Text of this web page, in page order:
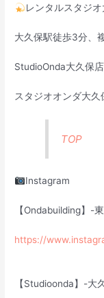
レンタルスタジ
大久保駅徒歩3分、
StudioOnda大久保店
スタジオオンダ大久
TOP
Instagram
【Ondabuilding】-
https://
【Studioonda】-大